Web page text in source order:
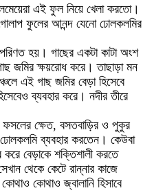
এই ফুল নিয়ে খেলা করতো।
ফুলের আনন্দ যেনো ঢোলকলমির
হয়। গাছের একটা কাটা অংশ
জমির ক্ষয়রোধ করে। তাছাড়া মন
এই গাছ জমির বেড়া হিসেবে
ব্যবহার করে। নদীর তীরে
ফসলের ক্ষেত, বসতবাড়ির ও পুকুর
ব্যবহার করতেন। কেউবা
করে বেড়াকে শক্তিশালী করতে
থেকে কেটে রান্নার কাজে
কোথাও জ্বালানি হিসাবে